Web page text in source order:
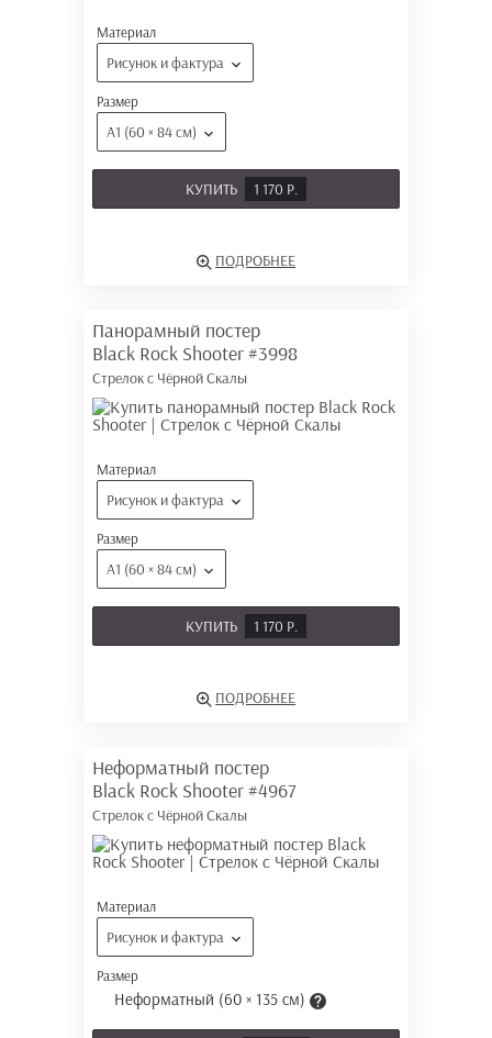
Материал
Рисунок и фактура
Размер
А1 (60 × 84 см)
КУПИТЬ 1 170 Р.
ПОДРОБНЕЕ
Панорамный постер
Black Rock Shooter #3998
Стрелок с Чёрной Скалы
Материал
Рисунок и фактура
Размер
А1 (60 × 84 см)
КУПИТЬ 1 170 Р.
ПОДРОБНЕЕ
Неформатный постер
Black Rock Shooter #4967
Стрелок с Чёрной Скалы
Материал
Рисунок и фактура
Размер
Неформатный (60 × 135 см)